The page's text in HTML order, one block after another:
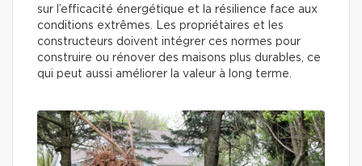
sur l’efficacité énergétique et la résilience face aux
conditions extrêmes. Les propriétaires et les
constructeurs doivent intégrer ces normes pour
construire ou rénover des maisons plus durables, ce
qui peut aussi améliorer la valeur à long terme.